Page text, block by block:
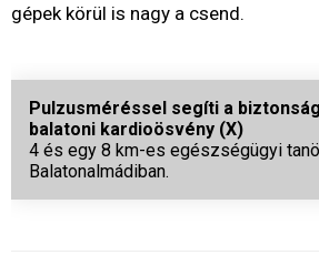
gépek körül is nagy a csend.
Pulzusméréssel segíti a
balatoni kardioösvény (X)
4 és egy 8 km-es egészségügyi
Balatonalmádiban.